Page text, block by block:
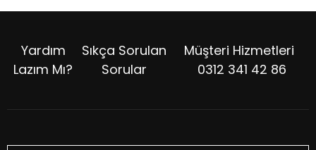
Yardım
Lazım Mı?
Sıkça Sorulan
Sorular
Müşteri Hizmetleri
0312 341 42 86